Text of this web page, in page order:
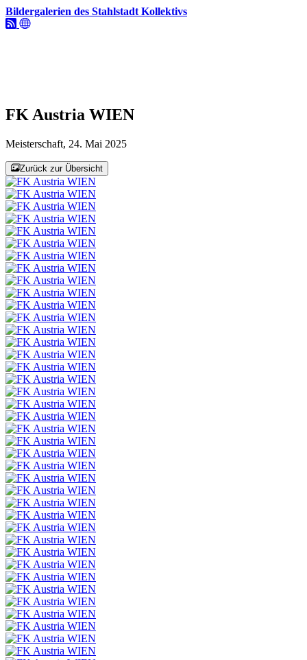
Bildergalerien des Stahlstadt Kollektivs
FK Austria WIEN
Meisterschaft, 24. Mai 2025
Zurück zur Übersicht